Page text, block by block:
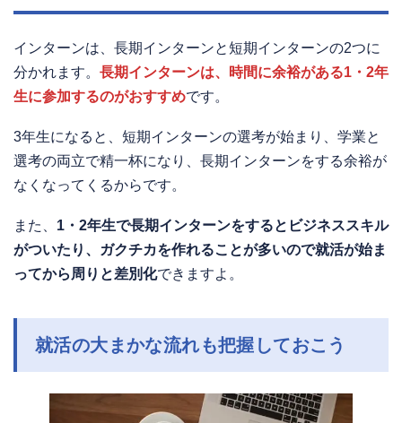
インターンは、長期インターンと短期インターンの2つに
分かれます。 長期インターンは、時間に余裕がある1・2年
生に参加するのがおすすめです。
3年生になると、短期インターンの選考が始まり、学業と
選考の両立で精一杯になり、長期インターンをする余裕が
なくなってくるからです。
また、 1・2年生で長期インターンをするとビジネススキル
がついたり、ガクチカを作れることが多いので就活が始ま
ってから周りと差別化できますよ。
就活の大まかな流れも把握しておこう